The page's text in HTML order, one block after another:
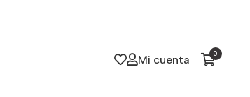
Mi cuenta 0